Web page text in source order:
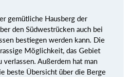
gemütliche Hausberg der
den Südwestrücken auch bei
bestiegen werden kann. Die
Möglichkeit, das Gebiet
Außerdem hat man
beste Übersicht über die Berge